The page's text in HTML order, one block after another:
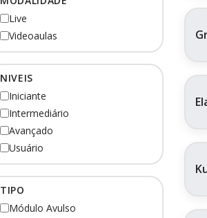
Live
Videoaulas
NIVEIS
Iniciante
Intermediário
Avançado
Usuário
TIPO
Módulo Avulso